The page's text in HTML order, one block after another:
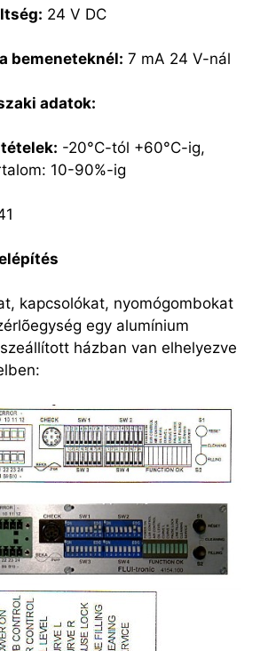
24 V DC
bemeneteknél: 7 mA 24 V-nál
adatok:
-20°C-tól +60°C-ig,
10-90%-ig
kapcsolókat, nyomógombokat
egy alumínium
házban van elhelyezve